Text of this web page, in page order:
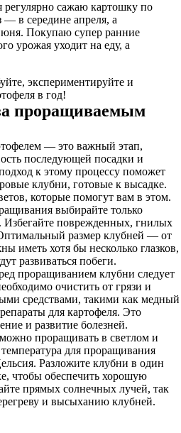
сажаю картошку по
— в середине апреля, а
Покупаю супер ранние
урожая уходит на еду, а
экспериментируйте и
в год!
проращиваемым
— это важный этап,
последующей посадки и
к этому процессу поможет
клубни, готовые к высадке.
которые помогут вам в этом.
выбирайте только
Избегайте поврежденных, гнилых
размер клубней — от
иметь хотя бы несколько глазков,
развиваться побеги.
проращиванием клубни следует
очистить от грязи и
средствами, такими как медный
для картофеля. Это
и развитие болезней.
проращивать в светлом и
для проращивания
Разложите клубни в один
чтобы обеспечить хорошую
прямых солнечных лучей, так
и высыханию клубней.